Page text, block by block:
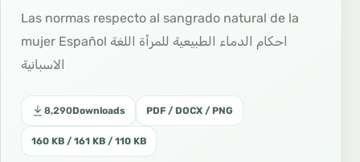
Las normas respecto al sangrado natural de la
mujer Español احكام الدماء الطبيعية للمرأة اللغة
الاسبانية
8,290Downloads PDF / DOCX / PNG
160 KB / 161 KB / 110 KB